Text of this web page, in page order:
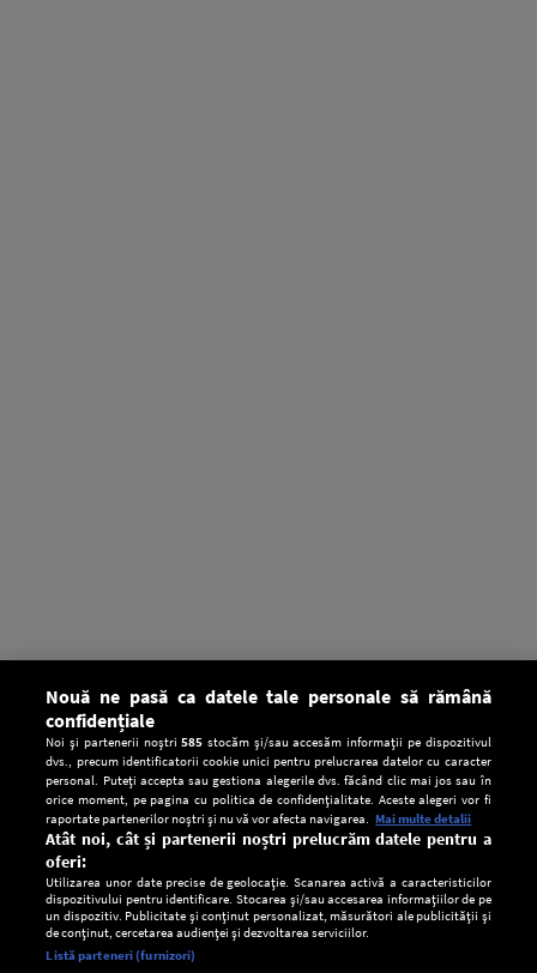
Setări:
Nouă ne pasă ca datele tale personale să rămână
confidențiale
Noi și partenerii noștri585 stocăm și/sau accesăm informații pe dispozitivul
dvs., precum identificatorii cookie unici pentru prelucrarea datelor cu caracter
personal. Puteți accepta sau gestiona alegerile dvs. făcând clic mai jos sau în
orice moment, pe pagina cu politica de confidențialitate. Aceste alegeri vor fi
raportate partenerilor noștri și nu vă vor afecta navigarea. Mai multe detalii
Atât noi, cât și partenerii noștri prelucrăm datele pentru a
oferi:
Utilizarea unor date precise de geolocație. Scanarea activă a caracteristicilor
dispozitivului pentru identificare. Stocarea și/sau accesarea informațiilor de pe
un dispozitiv. Publicitate și conținut personalizat, măsurători ale publicității și
de conținut, cercetarea audienței și dezvoltarea serviciilor.
Listă parteneri (furnizori)